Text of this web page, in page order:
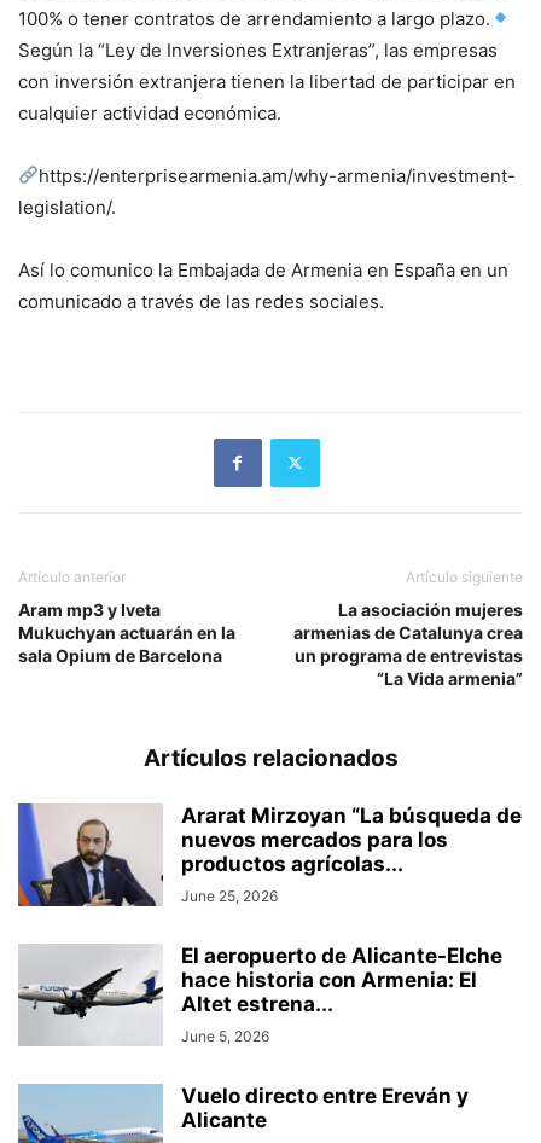
100% o tener contratos de arrendamiento a largo plazo.
Según la “Ley de Inversiones Extranjeras”, las empresas
con inversión extranjera tienen la libertad de participar en
cualquier actividad económica.
https://enterprisearmenia.am/why-armenia/investment-
legislation/.
Así lo comunico la Embajada de Armenia en España en un
comunicado a través de las redes sociales.
Artículo anterior
Aram mp3 y Iveta
Mukuchyan actuarán en la
sala Opium de Barcelona
Artículo siguiente
La asociación mujeres
armenias de Catalunya crea
un programa de entrevistas
“La Vida armenia”
Artículos relacionados
Ararat Mirzoyan “La búsqueda de
nuevos mercados para los
productos agrícolas...
June 25, 2026
El aeropuerto de Alicante-Elche
hace historia con Armenia: El
Altet estrena...
June 5, 2026
Vuelo directo entre Ereván y
Alicante